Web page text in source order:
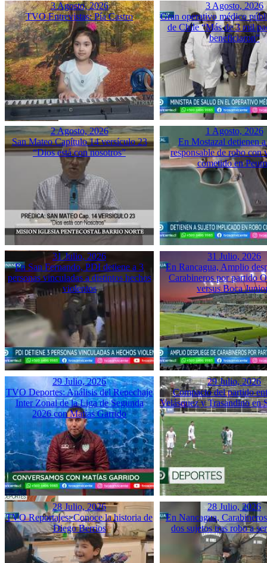
3 Agosto, 2026
TVO Entrevistas: Pía Castro
3 Agosto, 2026
Gran operativo médico
de Chile “Más de 3 mil
beneficiaron”
2 Agosto, 2026
San Mateo Capítulo 14 versículo 23
“Dios está con nosotros”
1 Agosto, 2026
En Mostazal detienen
responsable de robo con
cometido en
31 Julio, 2026
En San Fernando, PDI detiene a 3
personas vinculadas a distintos hechos
violentos
31 Julio, 2026
En Rancagua, Amplio
Carabineros por partido
versus Boca
29 Julio, 2026
TVO Deportes: Análisis del Repechaje
Inter Zonal de la Liga de Segunda
2026 con Matías Garrido
29 Julio, 2026
Compacto del partido
Velásquez y Trasandino en
28 Julio, 2026
TVO Reportajes: Conoce la historia de
Diego Berrios
28 Julio, 2026
En Nancagua,
dos sujetos tras robo a